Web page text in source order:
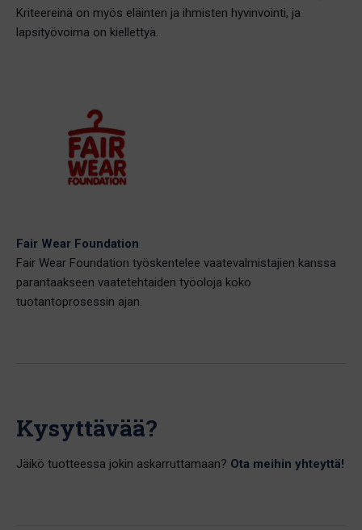
Kriteereinä on myös eläinten ja ihmisten hyvinvointi, ja
lapsityövoima on kiellettyä.
Fair Wear Foundation
Fair Wear Foundation työskentelee vaatevalmistajien kanssa
parantaakseen vaatetehtaiden työoloja koko
tuotantoprosessin ajan.
Kysyttävää?
Jäikö tuotteessa jokin askarruttamaan? Ota meihin yhteyttä!